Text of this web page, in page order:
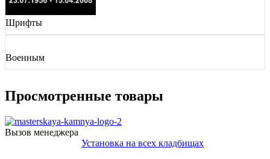
Шрифты
Военным
Просмотренные товары
Вызов менеджера
Установка на всех кладбищах